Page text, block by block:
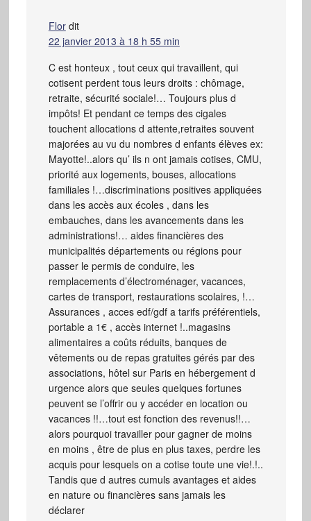
Flor dit
22 janvier 2013 à 18 h 55 min
C est honteux , tout ceux qui travaillent, qui
cotisent perdent tous leurs droits : chômage,
retraite, sécurité sociale!… Toujours plus d
impôts! Et pendant ce temps des cigales
touchent allocations d attente,retraites souvent
majorées au vu du nombres d enfants élèves ex:
Mayotte!..alors qu’ ils n ont jamais cotises, CMU,
priorité aux logements, bouses, allocations
familiales !…discriminations positives appliquées
dans les accès aux écoles , dans les
embauches, dans les avancements dans les
administrations!… aides financières des
municipalités départements ou régions pour
passer le permis de conduire, les
remplacements d’électroménager, vacances,
cartes de transport, restaurations scolaires, !…
Assurances , acces edf/gdf a tarifs préférentiels,
portable a 1€ , accès internet !..magasins
alimentaires a coûts réduits, banques de
vêtements ou de repas gratuites gérés par des
associations, hôtel sur Paris en hébergement d
urgence alors que seules quelques fortunes
peuvent se l’offrir ou y accéder en location ou
vacances !!…tout est fonction des revenus!!…
alors pourquoi travailler pour gagner de moins
en moins , être de plus en plus taxes, perdre les
acquis pour lesquels on a cotise toute une vie!.!..
Tandis que d autres cumuls avantages et aides
en nature ou financières sans jamais les
déclarer